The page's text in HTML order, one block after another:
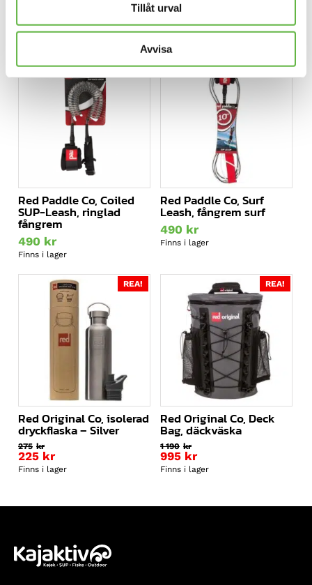
Tillåt urval
Avvisa
Relaterade produkter
Red Paddle Co, Coiled
SUP-Leash, ringlad
fångrem
490 kr
Finns i lager
Red Paddle Co, Surf
Leash, fångrem surf
490 kr
Finns i lager
REA!
Red Original Co, isolerad
dryckflaska – Silver
275 kr
Det
ursprungliga
275kr.
225 kr
Det
är:
Finns i lager
REA!
Red Original Co, Deck
Bag, däckväska
1 190 kr
Det
ursprungliga
1
995 kr
Det
är:
Finns i lager